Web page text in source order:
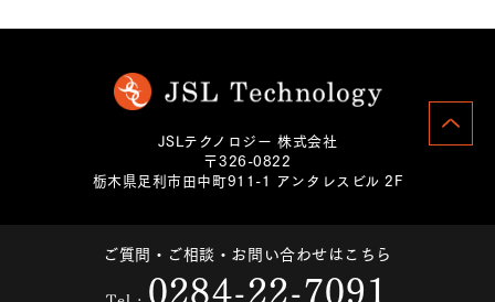
JSLテクノロジー 株式会社
〒326-0822
栃木県足利市田中町911-1 アンタレスビル 2F
ご質問・ご相談・お問い合わせはこちら
0284-22-7091